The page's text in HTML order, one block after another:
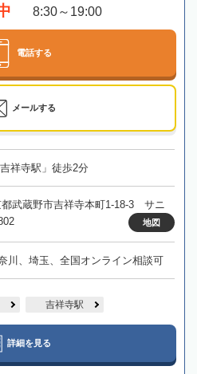
8:30～19:00
電話する
メールする
祥寺駅」徒歩2分
都武蔵野市吉祥寺本町1-18-3 サニ
地図
川、埼玉、全国オンライン相談可
吉祥寺駅
詳細を見る